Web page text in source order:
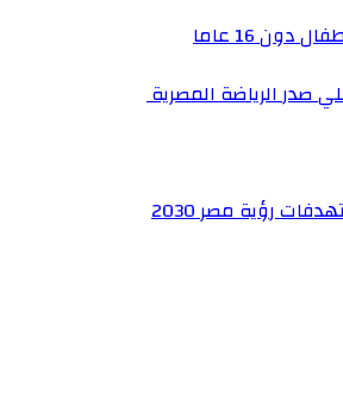
16 عاما
صدر الرياضة المصرية
رؤية مصر 2030